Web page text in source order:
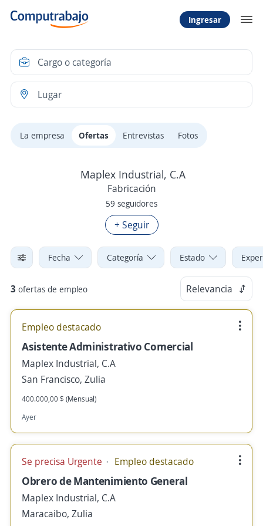
Ingresar
La empresa Ofertas Entrevistas Fotos
Maplex Industrial, C.A
Fabricación
59 seguidores
+ Seguir
Fecha Categoría Estado
3 ofertas de empleo Relevancia
Empleo destacado
Asistente Administrativo Comercial
Maplex Industrial, C.A
San Francisco, Zulia
400.000,00 $ (Mensual)
Ayer
Se precisa Urgente Empleo destacado
Obrero de Mantenimiento General
Maplex Industrial, C.A
Maracaibo, Zulia